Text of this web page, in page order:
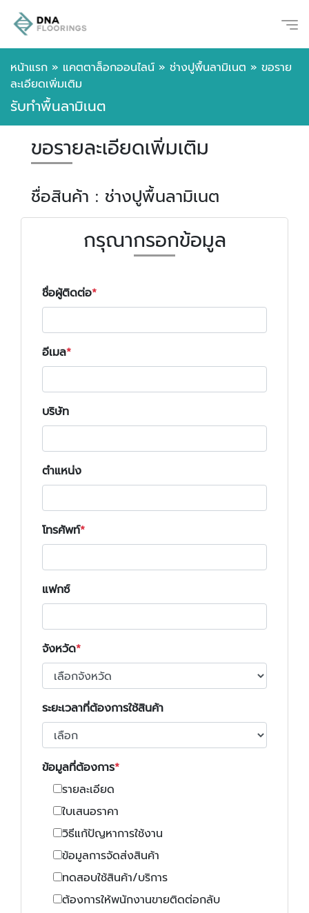
หน้าแรก » แคตตาล็อกออนไลน์ » ช่างปูพื้นลามิเนต » ขอราย
ละเอียดเพิ่มเติม
รับทำพื้นลามิเนต
ขอรายละเอียดเพิ่มเติม
ชื่อสินค้า : ช่างปูพื้นลามิเนต
กรุณากรอกข้อมูล
ชื่อผู้ติดต่อ
อีเมล
บริษัท
ตำแหน่ง
โทรศัพท์
แฟกซ์
จังหวัด
ระยะเวลาที่ต้องการใช้สินค้า
ข้อมูลที่ต้องการ
รายละเอียด
ใบเสนอราคา
วิธีแก้ปัญหาการใช้งาน
ข้อมูลการจัดส่งสินค้า
ทดสอบใช้สินค้า/บริการ
ต้องการให้พนักงานขายติดต่อกลับ